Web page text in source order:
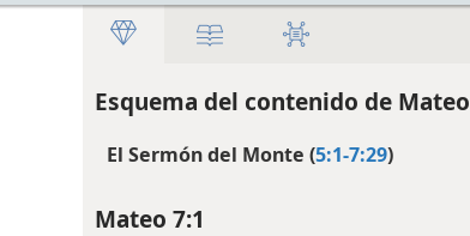
Esquema del contenido de Mateo
El Sermón del Monte (5:1-7:29)
Mateo 7:1